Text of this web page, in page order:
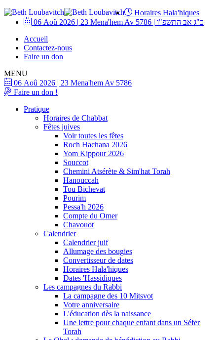
Horaires Hala'hiques
06 Aoû 2026 | 23 Mena'hem Av 5786 | כ"ג אב התשפ"ו
Accueil
Contactez-nous
Faire un don
MENU
06 Aoû 2026 | 23 Mena'hem Av 5786
Faire un don !
Pratique
Horaires de Chabbat
Fêtes juives
Voir toutes les fêtes
Roch Hachana 2026
Yom Kippour 2026
Souccot
Chemini Atsérète & Sim'hat Torah
Hanouccah
Tou Bichevat
Pourim
Pessa'h 2026
Compte du Omer
Chavouot
Calendrier
Calendrier juif
Allumage des bougies
Convertisseur de dates
Horaires Hala'hiques
Dates 'Hassidiques
Les campagnes du Rabbi
La campagne des 10 Mitsvot
Votre anniversaire
L'éducation dès la naissance
Une lettre pour chaque enfant dans un Séfer
Torah